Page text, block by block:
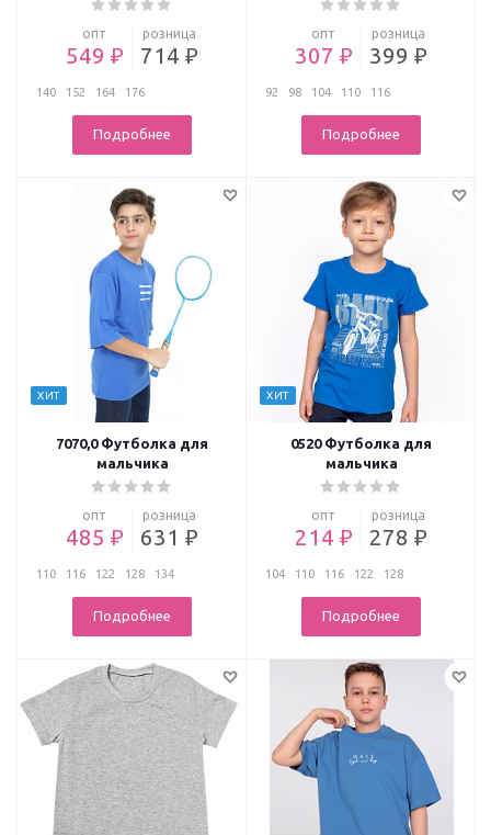
опт
549 ₽
розница
714 ₽
140 152 164 176
Подробнее
опт
307 ₽
розница
399 ₽
92 98 104 110 116
Подробнее
ХИТ
7070,0 Футболка для
мальчика
опт
485 ₽
розница
631 ₽
110 116 122 128 134
Подробнее
ХИТ
0520 Футболка для
мальчика
опт
214 ₽
розница
278 ₽
104 110 116 122 128
Подробнее